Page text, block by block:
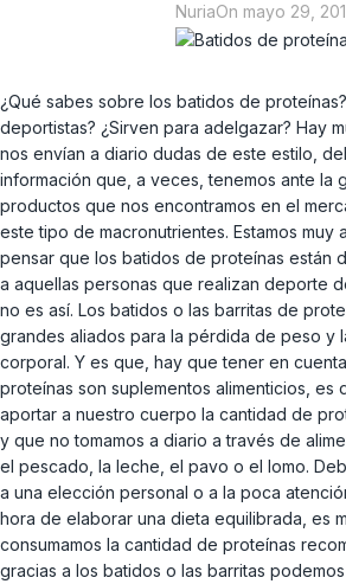
NuriaOn mayo 29,
¿Qué sabes sobre los batidos de
deportistas? ¿Sirven para adelgazar? Hay
nos envían a diario dudas de este estilo,
información que, a veces, tenemos ante la
productos que nos encontramos en el
este tipo de macronutrientes. Estamos muy
pensar que los batidos de proteínas están
a aquellas personas que realizan deporte
no es así. Los batidos o las barritas de
grandes aliados para la pérdida de peso y
corporal. Y es que, hay que tener en
proteínas son suplementos alimenticios, es
aportar a nuestro cuerpo la cantidad de
y que no tomamos a diario a través de
el pescado, la leche, el pavo o el lomo.
a una elección personal o a la poca
hora de elaborar una dieta equilibrada, es
consumamos la cantidad de proteínas
gracias a los batidos o las barritas